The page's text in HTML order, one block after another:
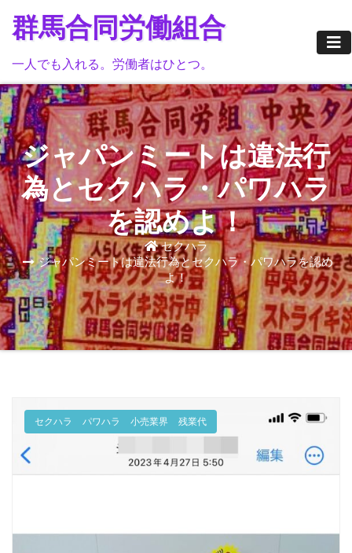
群馬合同労働組合
一人でも入れる。労働者はひとつ。
ジャパンミートは違法行
為とセクハラ・パワハラ
を認めよ！
セクハラ
ジャパンミートは違法行為とセクハラ・パワハラを認め
よ！
セクハラ パワハラ 小売業界 残業代